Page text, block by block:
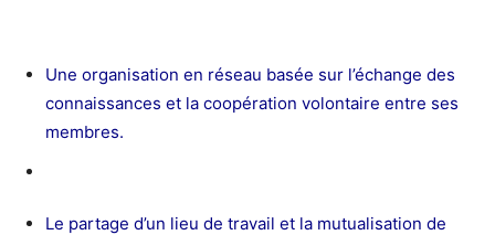
Une organisation en réseau basée sur l’échange des
connaissances et la coopération volontaire entre ses
membres.
Le partage d’un lieu de travail et la mutualisation de